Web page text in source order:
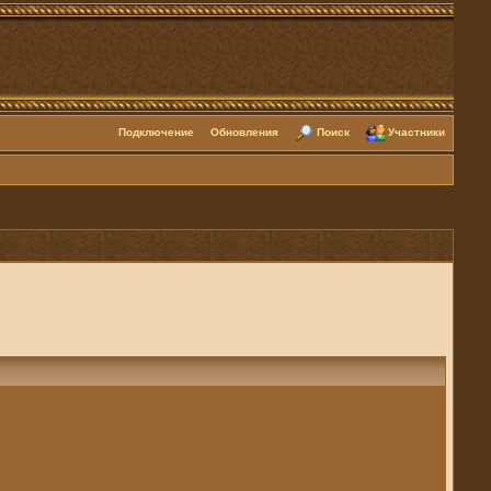
Подключение Обновления Поиск Участники